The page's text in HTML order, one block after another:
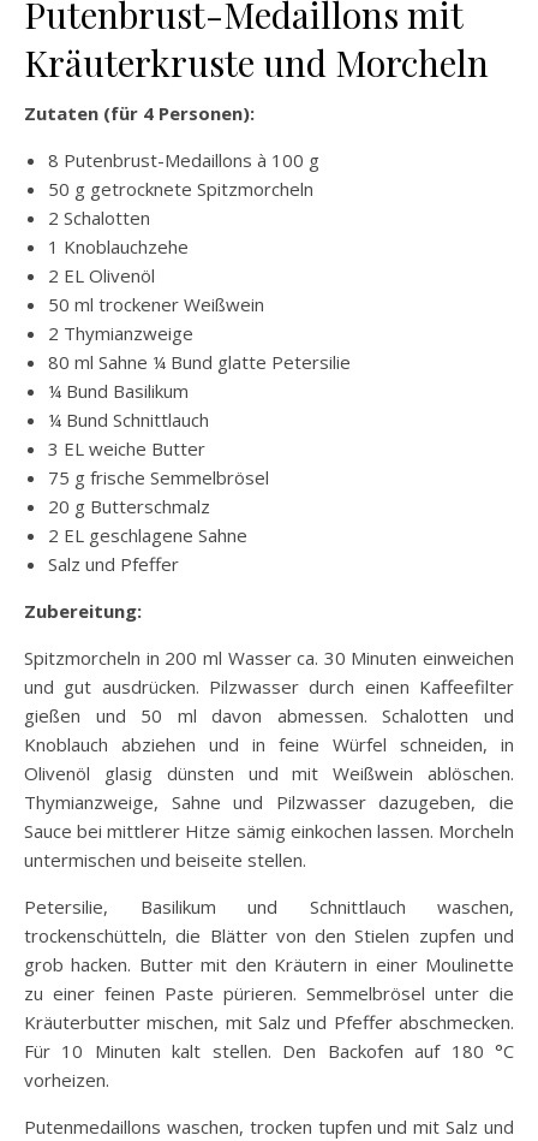
Putenbrust-Medaillons mit
Kräuterkruste und Morcheln
Zutaten (für 4 Personen):
8 Putenbrust-Medaillons à 100 g
50 g getrocknete Spitzmorcheln
2 Schalotten
1 Knoblauchzehe
2 EL Olivenöl
50 ml trockener Weißwein
2 Thymianzweige
80 ml Sahne ¼ Bund glatte Petersilie
¼ Bund Basilikum
¼ Bund Schnittlauch
3 EL weiche Butter
75 g frische Semmelbrösel
20 g Butterschmalz
2 EL geschlagene Sahne
Salz und Pfeffer
Zubereitung:
Spitzmorcheln in 200 ml Wasser ca. 30 Minuten einweichen
und gut ausdrücken. Pilzwasser durch einen Kaffeefilter
gießen und 50 ml davon abmessen. Schalotten und
Knoblauch abziehen und in feine Würfel schneiden, in
Olivenöl glasig dünsten und mit Weißwein ablöschen.
Thymianzweige, Sahne und Pilzwasser dazugeben, die
Sauce bei mittlerer Hitze sämig einkochen lassen. Morcheln
untermischen und beiseite stellen.
Petersilie, Basilikum und Schnittlauch waschen,
trockenschütteln, die Blätter von den Stielen zupfen und
grob hacken. Butter mit den Kräutern in einer Moulinette
zu einer feinen Paste pürieren. Semmelbrösel unter die
Kräuterbutter mischen, mit Salz und Pfeffer abschmecken.
Für 10 Minuten kalt stellen. Den Backofen auf 180 °C
vorheizen.
Putenmedaillons waschen, trocken tupfen und mit Salz und